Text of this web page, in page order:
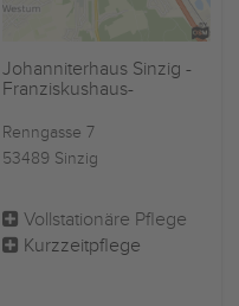
Johanniterhaus Sinzig -
Franziskushaus-
Renngasse 7
53489 Sinzig
Vollstationäre Pflege
Kurzzeitpflege